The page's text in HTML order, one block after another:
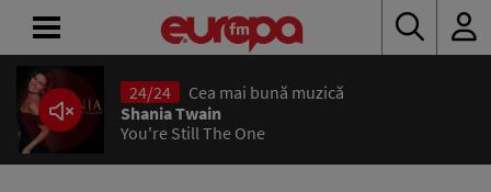
24/24
Cea mai bună muzică
Shania Twain
You're Still The One
ACASĂ
ȘTIRI